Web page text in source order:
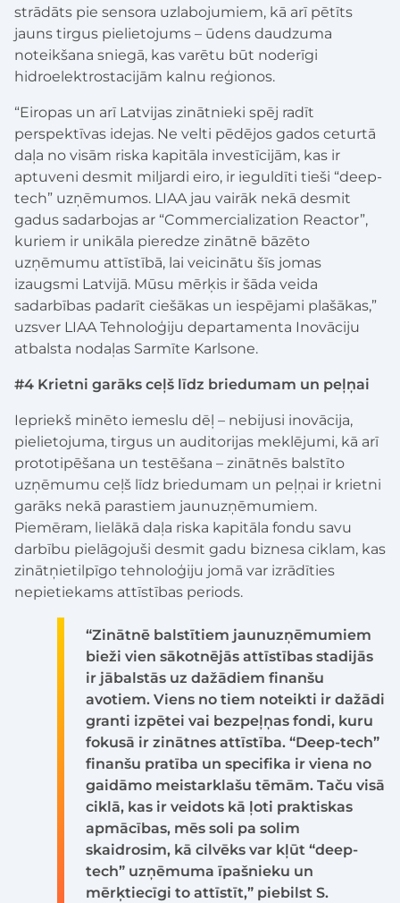
strādāts pie sensora uzlabojumiem, kā arī pētīts
jauns tirgus pielietojums – ūdens daudzuma
noteikšana sniegā, kas varētu būt noderīgi
hidroelektrostacijām kalnu reģionos.
“Eiropas un arī Latvijas zinātnieki spēj radīt
perspektīvas idejas. Ne velti pēdējos gados ceturtā
daļa no visām riska kapitāla investīcijām, kas ir
aptuveni desmit miljardi eiro, ir ieguldīti tieši “deep-
tech” uzņēmumos. LIAA jau vairāk nekā desmit
gadus sadarbojas ar “Commercialization Reactor”,
kuriem ir unikāla pieredze zinātnē bāzēto
uzņēmumu attīstībā, lai veicinātu šīs jomas
izaugsmi Latvijā. Mūsu mērķis ir šāda veida
sadarbības padarīt ciešākas un iespējami plašākas,”
uzsver LIAA Tehnoloģiju departamenta Inovāciju
atbalsta nodaļas Sarmīte Karlsone.
#4 Krietni garāks ceļš līdz briedumam un peļņai
Iepriekš minēto iemeslu dēļ – nebijusi inovācija,
pielietojuma, tirgus un auditorijas meklējumi, kā arī
prototipēšana un testēšana – zinātnēs balstīto
uzņēmumu ceļš līdz briedumam un peļņai ir krietni
garāks nekā parastiem jaunuzņēmumiem.
Piemēram, lielākā daļa riska kapitāla fondu savu
darbību pielāgojuši desmit gadu biznesa ciklam, kas
zinātņietilpīgo tehnoloģiju jomā var izrādīties
nepietiekams attīstības periods.
“Zinātnē balstītiem jaunuzņēmumiem
bieži vien sākotnējās attīstības stadijās
ir jābalstās uz dažādiem finanšu
avotiem. Viens no tiem noteikti ir dažādi
granti izpētei vai bezpeļņas fondi, kuru
fokusā ir zinātnes attīstība. “Deep-tech”
finanšu pratība un specifika ir viena no
gaidāmo meistarklašu tēmām. Taču visā
ciklā, kas ir veidots kā ļoti praktiskas
apmācības, mēs soli pa solim
skaidrosim, kā cilvēks var kļūt “deep-
tech” uzņēmuma īpašnieku un
mērķtiecīgi to attīstīt,” piebilst S.